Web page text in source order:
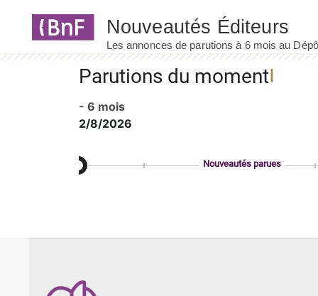
Parutions du moment
- 6 mois
2/8/2026
Nouveautés parues